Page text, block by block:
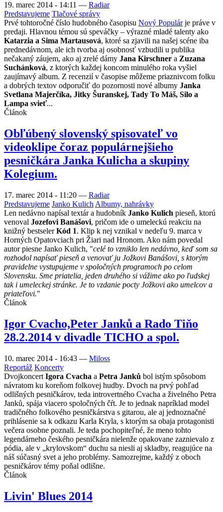
19. marec 2014 - 14:11 — Radiar
Predstavujeme Tlačové správy
Prvé tohtoročné číslo hudobného časopisu Nový Populárje práve v
predaji. Hlavnou témou sú speváčky – výrazné mladé talenty ako
Katarzia a Sima Martausová, ktoré sa zjavili na našej scéne iba
prednedávnom, ale ich tvorba aj osobnosť vzbudili u publika
nečakaný záujem, ako aj zrelé dámy Jana Kirschner a Zuzana
Suchánková, z ktorých každej koncom minulého roka vyšiel
zaujímavý album. Z recenzií v časopise môžeme priaznivcom folku
a dobrých textov odporučiť do pozornosti nové albumy Janka
Svetlana Majerčíka, Jitky Šuranskej, Tady To Máš, Silo a
Lampa svieť...
Článok
Obľúbený slovenský spisovateľ vo
videoklipe čoraz populárnejšieho
pesničkára Janka Kulicha a skupiny
Kolegium.
17. marec 2014 - 11:20 — Radiar
Predstavujeme Janko Kulich Albumy, nahrávky
Len nedávno napísal textár a hudobník Janko Kulich pieseň, ktorú
venoval Jozefovi Banášovi, pričom ide o umeleckú reakciu na
knižný bestselerKód 1. Klip k nej vznikal v nedeľu 9. marca v
Horných Opatovciach pri Žiari nad Hronom. Ako nám povedal
autor piesne Janko Kulich, "celé to vzniklo len nedávno, keď som sa
rozhodol napísať pieseň a venovať ju Jožkovi Banášovi, s ktorým
pravidelne vystupujeme v spoločných programoch po celom
Slovensku. Sme priatelia, jeden druhého si vážime ako po ľudskej
tak i umeleckej stránke. Je to vzdanie pocty Jožkovi ako umelcov a
priateľovi."
Článok
Igor Cvacho,Peter Janků a Rado Tiňo
28.2.2014 v divadle TICHO a spol.
10. marec 2014 - 16:43 — Miloss
Reportáž Koncerty
Dvojkoncert Igora Cvacha a Petra Janků bol istým spôsobom
návratom ku koreňom folkovej hudby. Dvoch na prvý pohľad
odlišných pesničkárov, teda introvertného Cvacha a živelného Petra
Janků, spája viacero spoločných čŕt. Je to jednak napríklad model
tradičného folkového pesničkárstva s gitarou, ale aj jednoznačné
prihlásenie sa k odkazu Karla Kryla, s ktorým sa obaja protagonisti
večera osobne poznali. Je teda pochopiteľné, že meno tohto
legendárneho českého pesničkára nielenže opakovane zaznievalo z
pódia, ale v „krylovskom“ duchu sa niesli aj skladby, reagujúce na
náš súčasný svet a jeho problémy. Samozrejme, každý z oboch
pesničkárov témy poňal odlišne.
Článok
Livin' Blues 2014